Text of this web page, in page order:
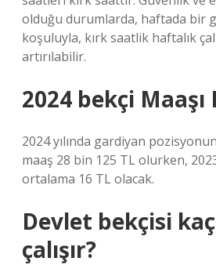
olduğu durumlarda, haftada bir
koşuluyla, kırk saatlik haftalık
artırılabilir.
2024 bekçi Maaşı
2024 yılında gardiyan
maaş 28 bin 125 TL olurken,
ortalama 16 TL olacak.
Devlet bekçisi
çalışır?